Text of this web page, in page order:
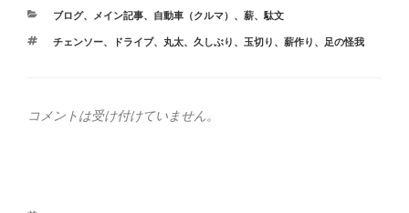
カ
ゴ
ブログ、 メイン記事、 自動車（クルマ） 、 薪、 駄文
タ
チェンソー、 ドライブ、 丸太、 久しぶり 、 玉切り 、 薪作り 、 足の怪我
コメントは受け付けていません。
投